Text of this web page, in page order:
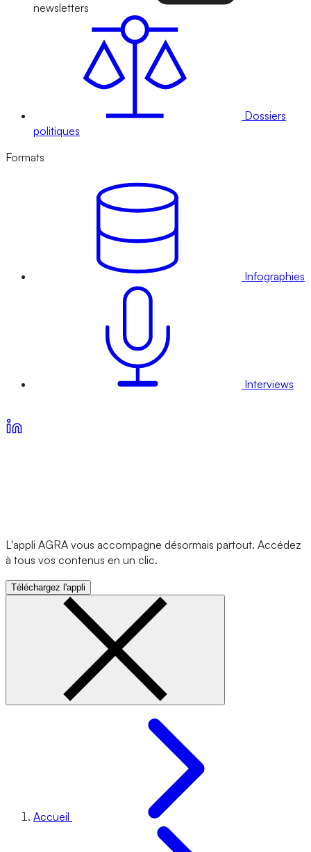
newsletters
Dossiers
politiques
Formats
Infographies
Interviews
L'appli AGRA vous accompagne désormais partout. Accédez
à tous vos contenus en un clic.
Téléchargez l'appli
Accueil